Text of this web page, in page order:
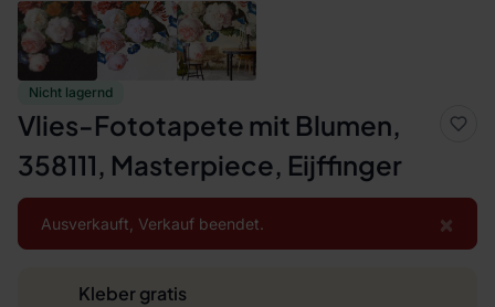
Nicht lagernd
Vlies-Fototapete mit Blumen,
358111, Masterpiece, Eijffinger
×
Ausverkauft, Verkauf beendet.
Kleber gratis